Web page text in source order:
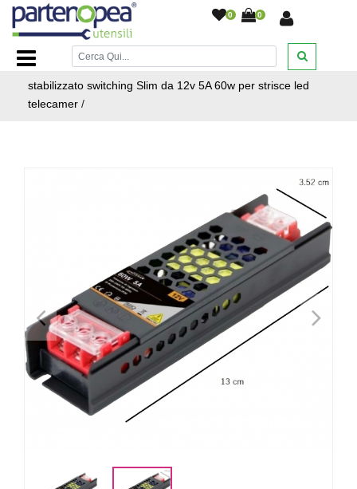
0 0
Home Page/ILLUMINAZIONE LED/STRISCIE LED
PROFILI ALLUMINIO ALIMENTATORI/Alimentatore
stabilizzato switching Slim da 12v 5A 60w per strisce led
telecamer /
< >